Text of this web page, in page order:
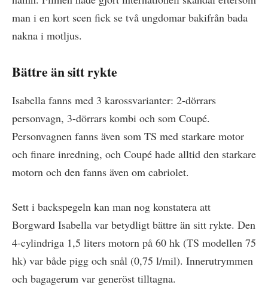
man i en kort scen fick se två ungdomar bakifrån bada
nakna i motljus.
Bättre än sitt rykte
Isabella fanns med 3 karossvarianter: 2-dörrars
personvagn, 3-dörrars kombi och som Coupé.
Personvagnen fanns även som TS med starkare motor
och finare inredning, och Coupé hade alltid den starkare
motorn och den fanns även om cabriolet.
Sett i backspegeln kan man nog konstatera att
Borgward Isabella var betydligt bättre än sitt rykte. Den
4-cylindriga 1,5 liters motorn på 60 hk (TS modellen 75
hk) var både pigg och snål (0,75 l/mil). Innerutrymmen
och bagagerum var generöst tilltagna.